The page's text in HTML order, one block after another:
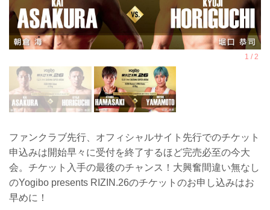
ファンクラブ先行、オフィシャルサイト先行でのチケット
申込みは開始早々に受付を終了するほど完売必至の今大
会。チケット入手の最後のチャンス！大興奮間違い無なし
のYogibo presents RIZIN.26のチケットのお申し込みはお
早めに！